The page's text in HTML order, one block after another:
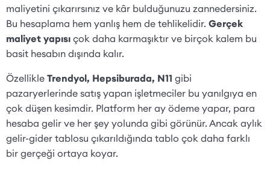
maliyetini çıkarırsınız ve kâr bulduğunuzu zannedersiniz.
Bu hesaplama hem yanlış hem de tehlikelidir. Gerçek
maliyet yapısı çok daha karmaşıktır ve birçok kalem bu
basit hesabın dışında kalır.
Özellikle Trendyol, Hepsiburada, N11 gibi
pazaryerlerinde satış yapan işletmeciler bu yanılgıya en
çok düşen kesimdir. Platform her ay ödeme yapar, para
hesaba gelir ve her şey yolunda gibi görünür. Ancak aylık
gelir-gider tablosu çıkarıldığında tablo çok daha farklı
bir gerçeği ortaya koyar.